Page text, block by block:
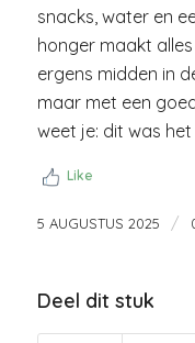
snacks, water en
honger maakt alles
ergens midden in
maar met een
weet je: dit was
Like
5 AUGUSTUS 2025 /
Deel dit stuk